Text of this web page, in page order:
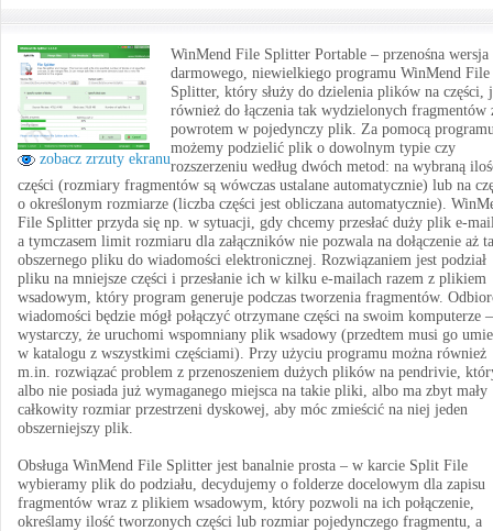
zobacz zrzuty ekranu
WinMend File Splitter Portable – przenośna wersja
darmowego, niewielkiego programu WinMend File
Splitter, który służy do dzielenia plików na części,
również do łączenia tak wydzielonych fragmentów
powrotem w pojedynczy plik. Za pomocą
możemy podzielić plik o dowolnym typie czy
rozszerzeniu według dwóch metod: na wybraną
części (rozmiary fragmentów są wówczas ustalane automatycznie) lub na
o określonym rozmiarze (liczba części jest obliczana automatycznie).
File Splitter przyda się np. w sytuacji, gdy chcemy przesłać duży plik e-
a tymczasem limit rozmiaru dla załączników nie pozwala na dołączenie aż
obszernego pliku do wiadomości elektronicznej. Rozwiązaniem jest podział
pliku na mniejsze części i przesłanie ich w kilku e-mailach razem z plikiem
wsadowym, który program generuje podczas tworzenia fragmentów.
wiadomości będzie mógł połączyć otrzymane części na swoim komputerze –
wystarczy, że uruchomi wspomniany plik wsadowy (przedtem musi go
w katalogu z wszystkimi częściami). Przy użyciu programu można również
m.in. rozwiązać problem z przenoszeniem dużych plików na pendrivie,
albo nie posiada już wymaganego miejsca na takie pliki, albo ma zbyt mały
całkowity rozmiar przestrzeni dyskowej, aby móc zmieścić na niej jeden
obszerniejszy plik.
Obsługa WinMend File Splitter jest banalnie prosta – w karcie Split File
wybieramy plik do podziału, decydujemy o folderze docelowym dla zapisu
fragmentów wraz z plikiem wsadowym, który pozwoli na ich połączenie,
określamy ilość tworzonych części lub rozmiar pojedynczego fragmentu, a